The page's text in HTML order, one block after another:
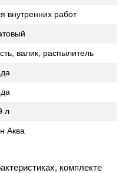
внутренних работ
валик, распылитель
л
Аква
комплекте